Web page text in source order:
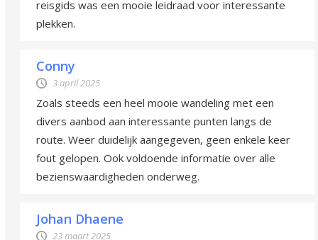
reisgids was een mooie leidraad voor interessante
plekken.
Conny
3 april 2025
Zoals steeds een heel mooie wandeling met een
divers aanbod aan interessante punten langs de
route. Weer duidelijk aangegeven, geen enkele keer
fout gelopen. Ook voldoende informatie over alle
bezienswaardigheden onderweg.
Johan Dhaene
23 maart 2025